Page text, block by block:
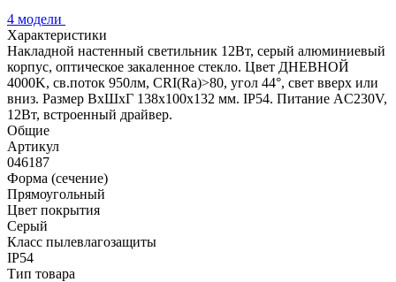
4 модели
Характеристики
Накладной настенный светильник 12Вт, серый алюминиевый
корпус, оптическое закаленное стекло. Цвет ДНЕВНОЙ
4000K, св.поток 950лм, CRI(Ra)>80, угол 44°, свет вверх или
вниз. Размер ВхШхГ 138x100x132 мм. IP54. Питание AC230V,
12Вт, встроенный драйвер.
Общие
Артикул
046187
Форма (сечение)
Прямоугольный
Цвет покрытия
Серый
Класс пылевлагозащиты
IP54
Тип товара